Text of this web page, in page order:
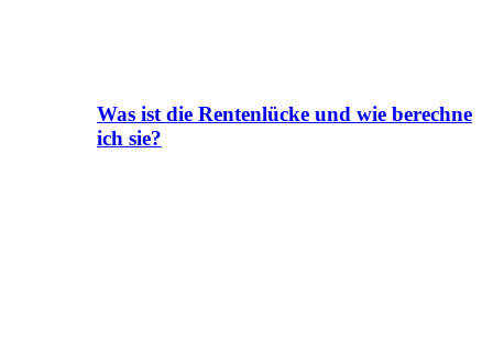
Was ist die Rentenlücke und wie berechne
ich sie?